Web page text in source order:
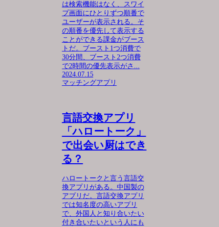
は検索機能はなく、スワイ
プ画面にひとりずつ順番で
ユーザーが表示される。そ
の順番を優先して表示する
ことができる課金がブース
トだ。ブースト1つ消費で
30分間、ブースト2つ消費
で2時間の優先表示がさ...
2024.07.15
マッチングアプリ
言語交換アプリ
「ハロートーク」
で出会い厨はでき
る？
ハロートークと言う言語交
換アプリがある。中国製の
アプリだ。言語交換アプリ
では知名度の高いアプリ
で、外国人と知り合いたい
付き合いたいという人にも